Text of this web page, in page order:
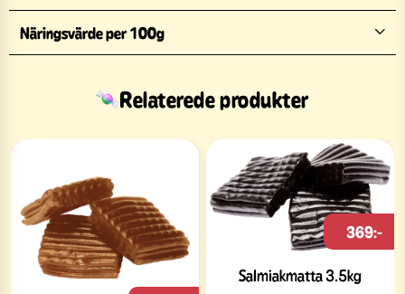
Näringsvärde per 100g
Relaterede produkter
Salmiakmatta 3.5kg
369:-